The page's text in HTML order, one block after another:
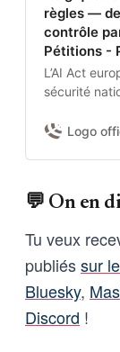
règles —
contrôle
Pétitions -
L’AI Act
sécurité
donc
résolution
des
leurs
minimales ;
sur l’usage
Logo
💬 On en
Tu veux
publiéssur
Bluesky,
Discord !